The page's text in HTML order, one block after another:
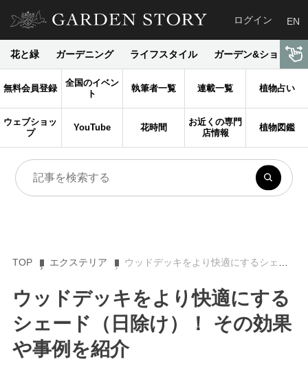
ログイン EN
花と緑 ガーデニング ライフスタイル ガーデン&ショップ
無料会員登録
全国のイベン
ト
執筆者一覧 連載一覧 植物占い
ウェブショッ
プ
YouTube 花時間
お近くの専門
店情報
植物図鑑
TOP エクステリア ウッドデッキをより快適にするシェード（日除け）！ その効果や事例を紹介
ウッドデッキをより快適にする
シェード（日除け）！ その効果
や事例を紹介